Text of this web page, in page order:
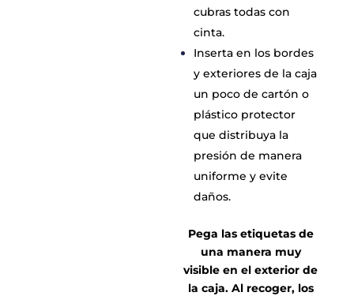
cubras todas con
cinta.
Inserta en los bordes
y exteriores de la caja
un poco de cartón o
plástico protector
que distribuya la
presión de manera
uniforme y evite
daños.
Pega las etiquetas de
una manera muy
visible en el exterior de
la caja. Al recoger, los